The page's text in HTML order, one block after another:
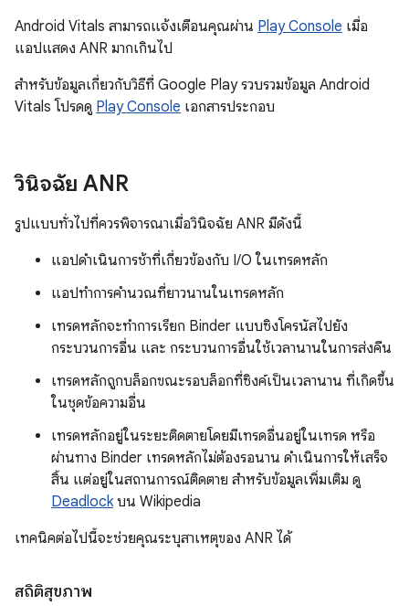
Android Vitals สามารถแจ้งเตือนคุณผ่าน Play Console เมื่อ
แอปแสดง ANR มากเกินไป
สำหรับข้อมูลเกี่ยวกับวิธีที่ Google Play รวบรวมข้อมูล Android
Vitals โปรดดู Play Console เอกสารประกอบ
วินิจฉัย ANR
รูปแบบทั่วไปที่ควรพิจารณาเมื่อวินิจฉัย ANR มีดังนี้
แอปดำเนินการช้าที่เกี่ยวข้องกับ I/O ในเทรดหลัก
แอปทำการคำนวณที่ยาวนานในเทรดหลัก
เทรดหลักจะทำการเรียก Binder แบบซิงโครนัสไปยัง
กระบวนการอื่น และ กระบวนการอื่นใช้เวลานานในการส่งคืน
เทรดหลักถูกบล็อกขณะรอบล็อกที่ซิงค์เป็นเวลานาน ที่เกิดขึ้น
ในชุดข้อความอื่น
เทรดหลักอยู่ในระยะติดตายโดยมีเทรดอื่นอยู่ในเทรด หรือ
ผ่านทาง Binder เทรดหลักไม่ต้องรอนาน ดำเนินการให้เสร็จ
สิ้น แต่อยู่ในสถานการณ์ติดตาย สำหรับข้อมูลเพิ่มเติม ดู
Deadlockบน Wikipedia
เทคนิคต่อไปนี้จะช่วยคุณระบุสาเหตุของ ANR ได้
สถิติสุขภาพ